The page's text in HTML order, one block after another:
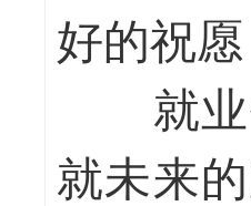
好的祝愿
就业创
就未来